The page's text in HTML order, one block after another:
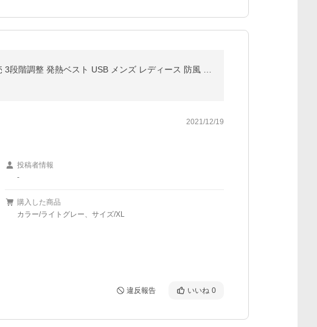
2021/12/19
投稿者情報
-
購入した商品
カラー/ライトグレー、サイズ/XL
違反報告 いいね 0